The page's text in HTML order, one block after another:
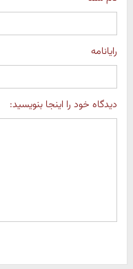
رایانامه
دیدگاه خود را اینجا بنویسید: